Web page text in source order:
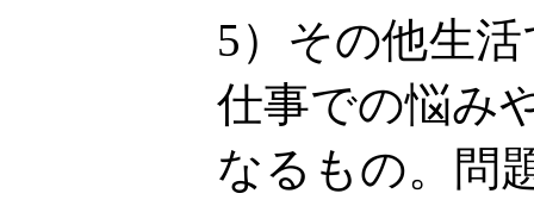
5）その他生
仕事での悩み
なるもの。問